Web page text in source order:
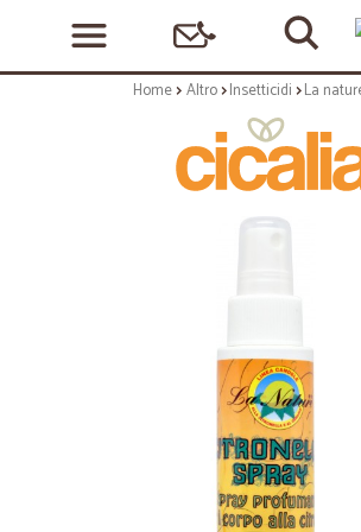
Home Altro Insetticidi